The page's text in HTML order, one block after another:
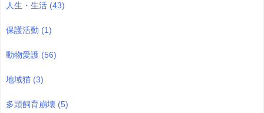
人生・生活 (43)
保護活動 (1)
動物愛護 (56)
地域猫 (3)
多頭飼育崩壊 (5)